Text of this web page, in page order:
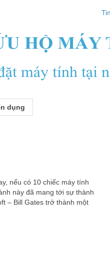
dụng
nếu có 10 chiếc máy tính
này đã mang tới sự thành
– Bill Gates trở thành một